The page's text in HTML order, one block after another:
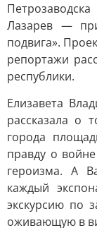
Лазарев —
подвига».
репортажи
республики.
Елизавета
рассказала о
города
правду о
героизма. А
каждый
экскурсию по
оживающую в